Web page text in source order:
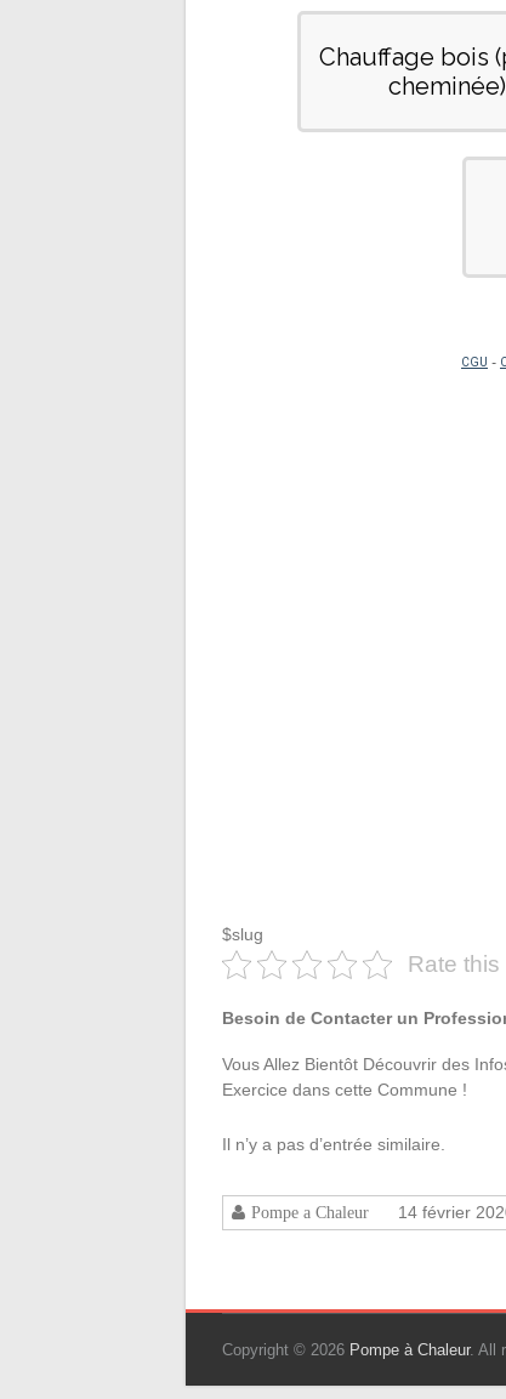
$slug
Rate this
Besoin de Contacter un
Vous Allez Bientôt Découvrir des
Exercice dans cette Commune !
Il n’y a pas d’entrée similaire.
Pompe a Chaleur 14 février
Copyright © 2026 Pompe à Chaleur. All